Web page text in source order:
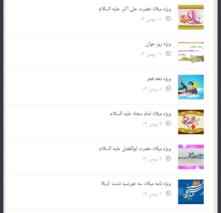
ویژه میلاد حضرت علی اکبر علیه السلام
ویژه روز جوان
ویژه دهه فجر
ویژه میلاد امام سجاد علیه السلام
ویژه میلاد حضرت ابوالفضل علیه السلام
ویژه نامه میلاد سه خورشید دشت کربلا